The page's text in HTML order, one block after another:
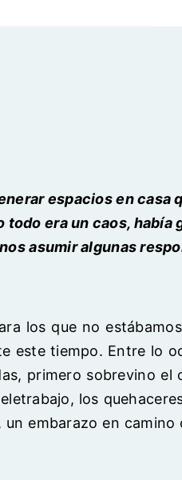
espacios en casa
era un caos, había
asumir algunas
los que no
este tiempo. Entre lo
primero sobrevino el
los
embarazo en